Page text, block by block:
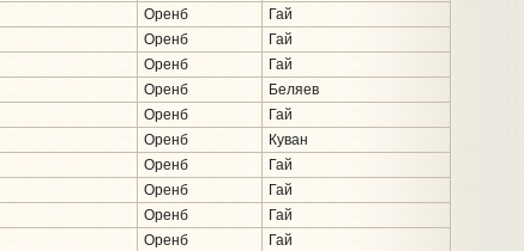
Оренб
Гай
Оренб
Гай
Оренб
Гай
Оренб
Беляев
Оренб
Гай
Оренб
Куван
Оренб
Гай
Оренб
Гай
Оренб
Гай
Оренб
Гай